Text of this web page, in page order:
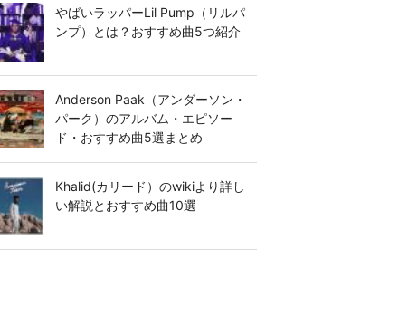
やばいラッパーLil Pump（リルパ
ンプ）とは？おすすめ曲5つ紹介
Anderson Paak（アンダーソン・
パーク）のアルバム・エピソー
ド・おすすめ曲5選まとめ
Khalid(カリード）のwikiより詳し
い解説とおすすめ曲10選